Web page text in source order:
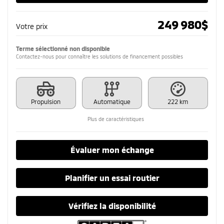
Votre prix 249 980$
Terme sélectionné non disponible
Contactez-nous pour connaître les solutions de financement possibles
Propulsion Automatique 222 km
Plus de caractéristiques
Évaluer mon échange
Planifier un essai routier
Vérifiez la disponibilité